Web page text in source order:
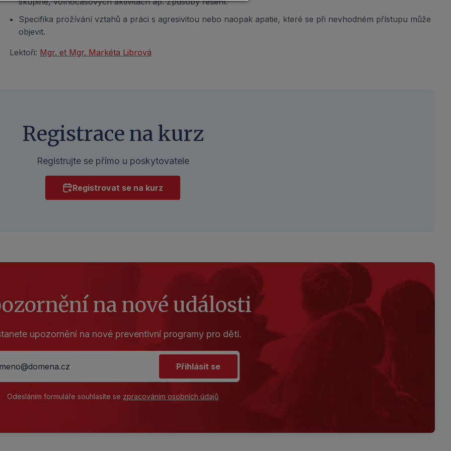
Specifika prožívání vztahů a práci s agresivitou nebo naopak apatie, které se při nevhodném přístupu může
objevit.
Lektoři: Mgr. et Mgr. Markéta Librová
Registrace na kurz
Registrujte se přímo u poskytovatele
Registrovat se na kurz
na nové události
upozornění na nové preventivní programy pro děti.
Přihlásit se
Odesláním formuláře souhlasíte se zpracováním osobních údajů